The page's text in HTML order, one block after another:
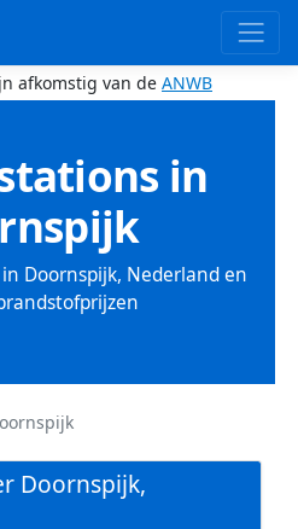
afkomstig van de ANWB
in
Doornspijk, Nederland en
Doornspijk,